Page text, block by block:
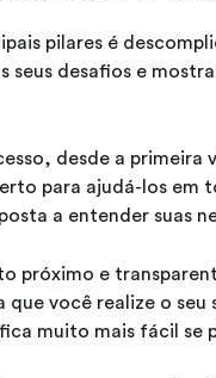
pilares é
seus desafios e
desde a
para ajudá-los em
a entender suas
próximo e
que você realize o
muito mais fácil se